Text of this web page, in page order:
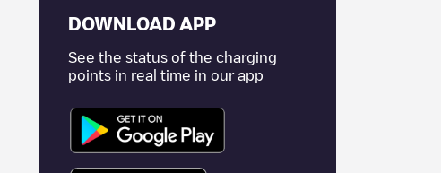
DOWNLOAD APP
See the status of the charging
points in real time in our app